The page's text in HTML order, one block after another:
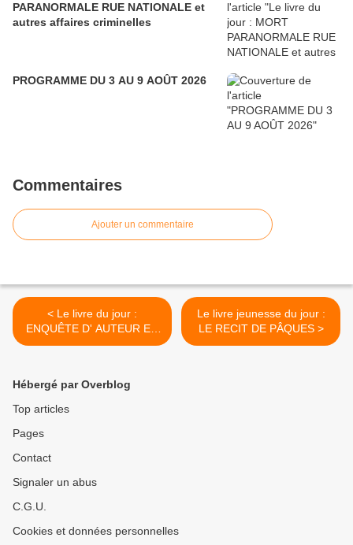
PARANORMALE RUE NATIONALE et
autres affaires criminelles
PROGRAMME DU 3 AU 9 AOÛT 2026
Commentaires
Ajouter un commentaire
< Le livre du jour :
ENQUÊTE D' AUTEUR EN
QUÊTE D' EDITEUR
Le livre jeunesse du jour :
LE RECIT DE PÂQUES >
Hébergé par Overblog
Top articles
Pages
Contact
Signaler un abus
C.G.U.
Cookies et données personnelles